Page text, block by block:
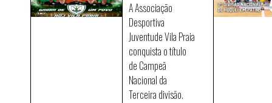
A Associação
Desportiva
Juventude Vila Praia
conquista o título
de Campeã
Nacional da
Terceira divisão.